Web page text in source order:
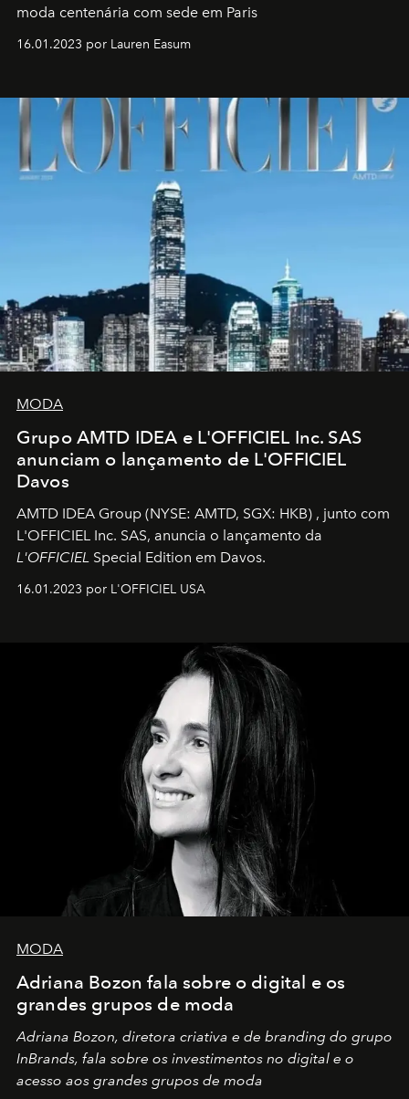
moda centenária com sede em Paris
16.01.2023 por Lauren Easum
MODA
Grupo AMTD IDEA e L'OFFICIEL Inc. SAS
anunciam o lançamento de L'OFFICIEL
Davos
AMTD IDEA Group (NYSE: AMTD, SGX: HKB) , junto com
L'OFFICIEL Inc. SAS, anuncia o lançamento da
L'OFFICIEL Special Edition em Davos.
16.01.2023 por L'OFFICIEL USA
MODA
Adriana Bozon fala sobre o digital e os
grandes grupos de moda
Adriana Bozon, diretora criativa e de branding do grupo
InBrands, fala sobre os investimentos no digital e o
acesso aos grandes grupos de moda